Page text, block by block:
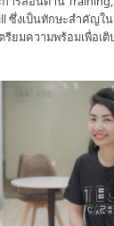
ซึ่งเป็นทักษะสำคัญใ
รียมความพร้อมเพื่อเ